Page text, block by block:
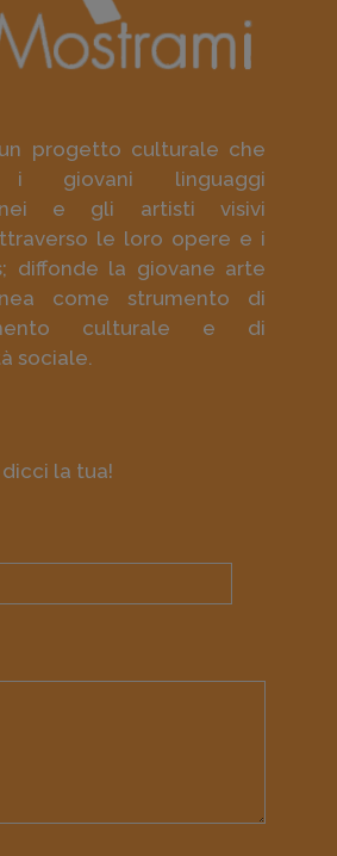
progetto culturale che
i giovani linguaggi
e gli artisti visivi
le loro opere e i
diffonde la giovane arte
come strumento di
culturale e di
sociale.
la tua!